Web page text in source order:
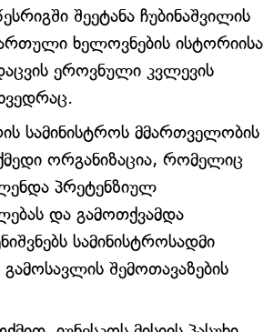
შეეტანა ჩუბინაშვილის
ხელოვნების ისტორიისა
ეროვნული კვლევის
სამინისტროს მმართველობის
ორგანიზაცია, რომელიც
პრეტენზიულ
და გამოთქვამდა
სამინისტროსადმი
შემოთავაზების